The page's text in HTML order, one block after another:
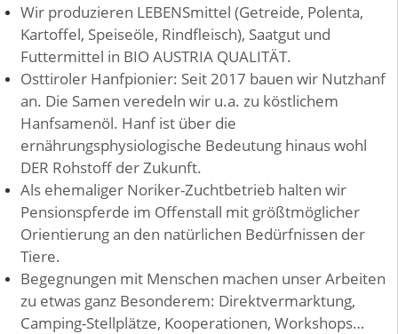
Wir produzieren LEBENSmittel (Getreide, Polenta,
Kartoffel, Speiseöle, Rindfleisch), Saatgut und
Futtermittel in BIO AUSTRIA QUALITÄT.
Osttiroler Hanfpionier: Seit 2017 bauen wir Nutzhanf
an. Die Samen veredeln wir u.a. zu köstlichem
Hanfsamenöl. Hanf ist über die
ernährungsphysiologische Bedeutung hinaus wohl
DER Rohstoff der Zukunft.
Als ehemaliger Noriker-Zuchtbetrieb halten wir
Pensionspferde im Offenstall mit größtmöglicher
Orientierung an den natürlichen Bedürfnissen der
Tiere.
Begegnungen mit Menschen machen unser Arbeiten
zu etwas ganz Besonderem: Direktvermarktung,
Camping-Stellplätze, Kooperationen, Workshops…